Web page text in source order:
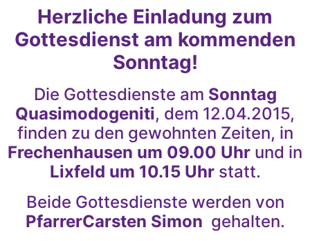
Herzliche Einladung zum
Gottesdienst am kommenden
Sonntag!
Die Gottesdienste am Sonntag
Quasimodogeniti, dem 12.04.2015,
finden zu den gewohnten Zeiten, in
Frechenhausen um 09.00 Uhr und in
Lixfeld um 10.15 Uhrstatt.
Beide Gottesdienste werden von
PfarrerCarsten Simon gehalten.